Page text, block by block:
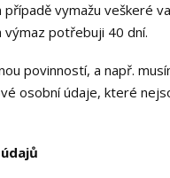
vymažu veškeré
výmaz potřebuji 40 dní.
povinností, a např.
osobní údaje, které